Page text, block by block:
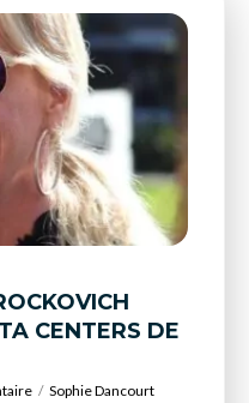
CENTERS DE
Sophie Dancourt